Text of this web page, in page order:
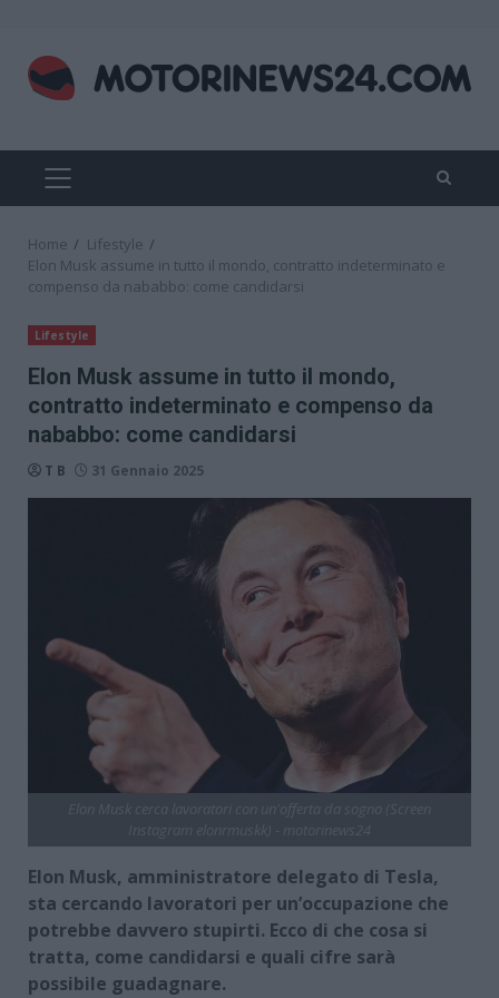
content
PRIMARY
MENU
Home
Lifestyle
Elon Musk assume in tutto il mondo, contratto indeterminato e
compenso da nababbo: come candidarsi
Lifestyle
Elon Musk assume in tutto il mondo,
contratto indeterminato e compenso da
nababbo: come candidarsi
T B 31 Gennaio 2025
Elon Musk, amministratore delegato di Tesla,
sta cercando lavoratori per un’occupazione che
potrebbe davvero stupirti. Ecco di che cosa si
tratta, come candidarsi e quali cifre sarà
possibile guadagnare.